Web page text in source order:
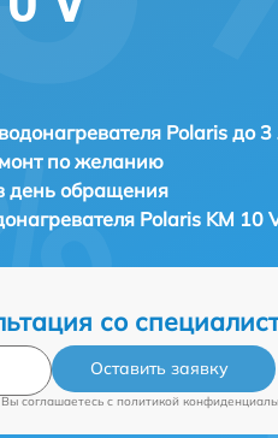
водонагревателя Polaris до 3
по желанию
день обращения
Polaris KM 10
со
Оставить заявку
соглашаетесь c политикой